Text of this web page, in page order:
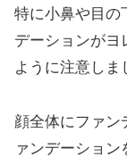
特に小鼻や目の
デーションがヨ
ように注意しま
顔全体にファン
ァンデーショ